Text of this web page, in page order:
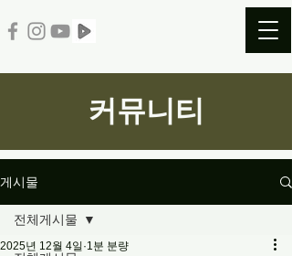
커뮤니티
게시물
전체게시물
2025년 12월 4일 1분 분량